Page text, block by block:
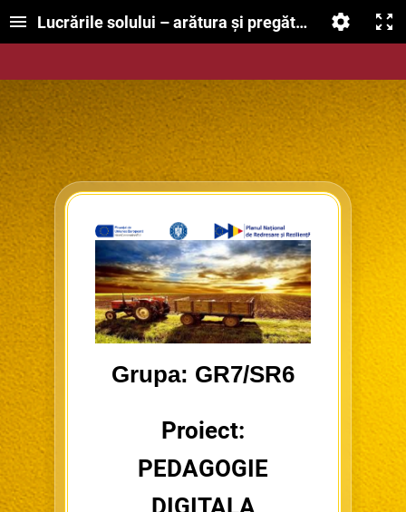
Lucrările solului – arătura și pregătirea patului
Grupa: GR7/SR6
Proiect:
PEDAGOGIE